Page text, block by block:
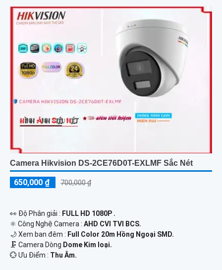
Camera Hikvision DS-2CE76D0T-EXLMF Sắc Nét
650,000 ₫ 700,000 ₫
️👀 Độ Phân giải : FULL HD 1080P .
⚛️ Công Nghệ Camera : AHD CVI TVI BCS.
🌙 Xem ban đêm : Full Color 20m Hồng Ngoại SMD.
🗜️ Camera Dòng Dome Kim loại.
️💮 Ưu Điểm : Thu Âm.